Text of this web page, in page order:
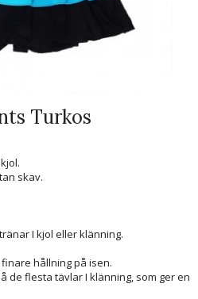
Turkos
skav.
I kjol eller klänning.
hållning på isen.
de flesta tävlar I klänning, som ger en